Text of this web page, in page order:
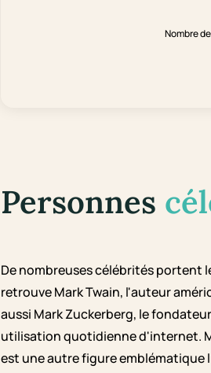
Nombre
Personnes
De nombreuses célébrités portent
retrouve Mark Twain, l'auteur
aussi Mark Zuckerberg, le
utilisation quotidienne d'internet.
est une autre figure emblématique